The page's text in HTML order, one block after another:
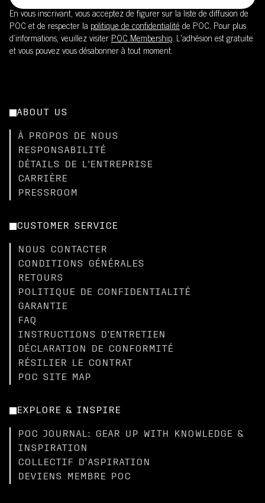
En vous inscrivant, vous acceptez de figurer sur la liste de diffusion de
POC et de respecter la politique de confidentialité de POC. Pour plus
d’informations, veuillez visiter POC Membership. L'adhésion est gratuite
et vous pouvez vous désabonner à tout moment.
ABOUT US
À PROPOS DE NOUS
RESPONSABILITÉ
DÉTAILS DE L'ENTREPRISE
CARRIÈRE
PRESSROOM
CUSTOMER SERVICE
NOUS CONTACTER
CONDITIONS GÉNÉRALES
RETOURS
POLITIQUE DE CONFIDENTIALITÉ
GARANTIE
FAQ
INSTRUCTIONS D'ENTRETIEN
DÉCLARATION DE CONFORMITÉ
RÉSILIER LE CONTRAT
POC SITE MAP
EXPLORE & INSPIRE
POC JOURNAL: GEAR UP WITH KNOWLEDGE &
INSPIRATION
COLLECTIF D’ASPIRATION
DEVIENS MEMBRE POC